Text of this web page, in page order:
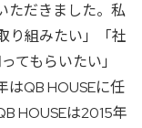
ただきました。私
り組みたい」「社
てもらいたい」
はQB HOUSEに任
HOUSEは2015年